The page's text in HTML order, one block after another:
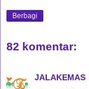
Berbagi
82 komentar:
JALAKEMAS